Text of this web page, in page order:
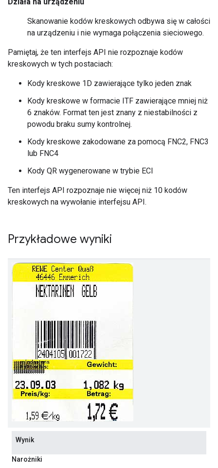
Skanowanie kodów kreskowych odbywa się w całości
na urządzeniu i nie wymaga połączenia sieciowego.
Pamiętaj, że ten interfejs API nie rozpoznaje kodów
kreskowych w tych postaciach:
Kody kreskowe 1D zawierające tylko jeden znak
Kody kreskowe w formacie ITF zawierające mniej niż
6 znaków. Format ten jest znany z niestabilności z
powodu braku sumy kontrolnej.
Kody kreskowe zakodowane za pomocą FNC2, FNC3
lub FNC4
Kody QR wygenerowane w trybie ECI
Ten interfejs API rozpoznaje nie więcej niż 10 kodów
kreskowych na wywołanie interfejsu API.
Przykładowe wyniki
Wynik
Narożniki